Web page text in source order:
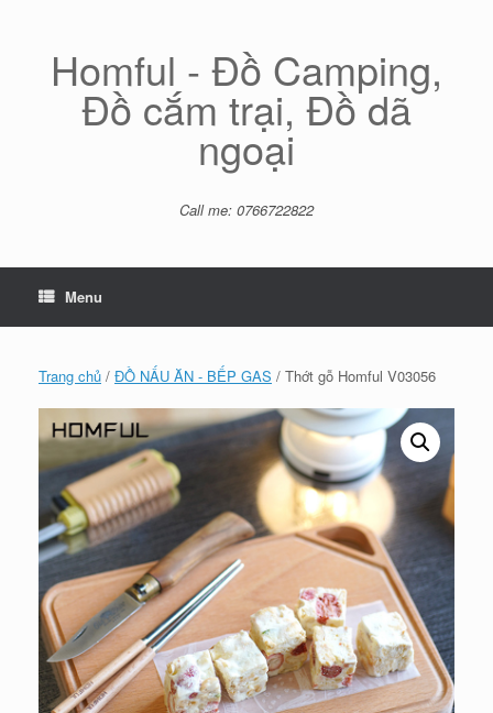
Homful - Đồ Camping,
Đồ cắm trại, Đồ dã
ngoại
Call me: 0766722822
Menu
Trang chủ / ĐỒ NẤU ĂN - BẾP GAS / Thớt gỗ Homful V03056